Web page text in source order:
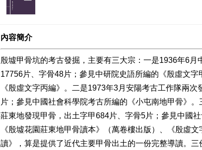
內容簡介
殷墟甲骨坑的考古發掘，主要有三大宗：一是1936年6
17756片、字骨48片；參見中研院史語所編的《殷虛文
《殷虛文字丙編》。二是1973年3月安陽考古工作隊兩
片；參見中國社會科學院考古所編的《小屯南地甲骨》
莊東地發現甲骨，出土字甲684片、字骨5片；參見中國
《殷墟花園莊東地甲骨讀本》（萬卷樓出版）、《殷虛
讀》，算是提供了近代主要甲骨出土的一份完整導讀。三